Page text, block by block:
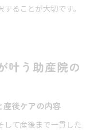
ることが大切です。
叶う助産院の
産後ケアの内容
して産後まで一貫した